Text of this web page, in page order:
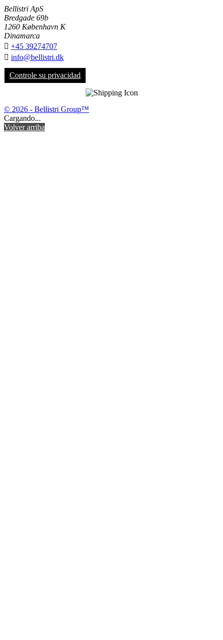
Bellistri ApS
Bredgade 69b
1260 København K
Dinamarca
 +45 39274707
 info@bellistri.dk
Controle su privacidad
© 2026 - Bellistri Group™
Cargando...
Volver arriba